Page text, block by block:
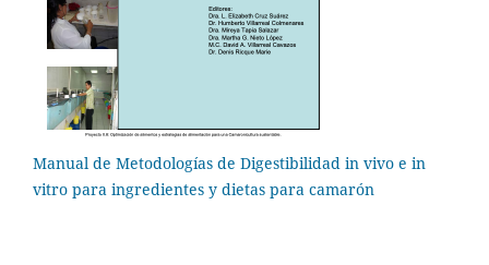
Manual de Metodologías de Digestibilidad in vivo e in
vitro para ingredientes y dietas para camarón